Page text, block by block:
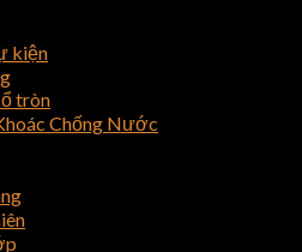
kiện
tròn
Chống Nước